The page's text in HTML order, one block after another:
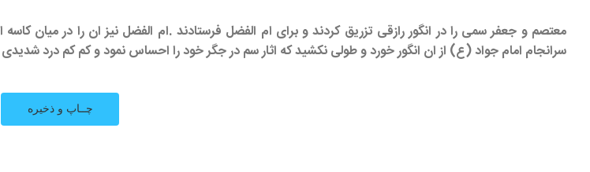
معتصم و جعفر سمی را در انگور رازقی تزریق کردند و برای ام الفضل فرستادند .ام الفضل نیز ان را در میان
سرانجام امام جواد (ع) از ان انگور خورد و طولی نکشید که اثار سم در جگر خود را احساس نمود و کم کم درد